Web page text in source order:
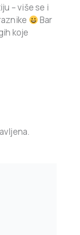
– više se i
Bar
koje